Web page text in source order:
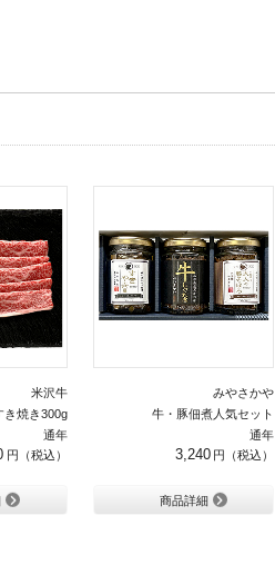
米沢牛
き焼き300g
通年
みやさかや
牛・豚佃煮人気セット
通年
3,240
商品詳細